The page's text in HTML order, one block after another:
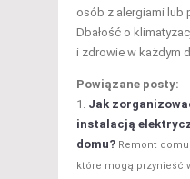
osób z alergiami lub
Dbałość o
i zdrowie w każdym
Powiązane posty:
Jak
instalacją
domu? Remont
które mogą przynieść